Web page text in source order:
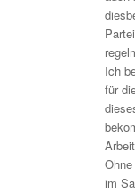
Ich
für
im